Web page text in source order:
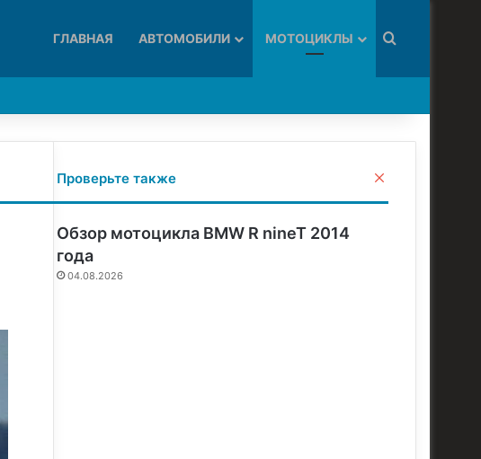
ГЛАВНАЯ АВТОМОБИЛИ МОТОЦИКЛЫ Искать
Проверьте также
Обзор мотоцикла BMW R nineT 2014
года
04.08.2026